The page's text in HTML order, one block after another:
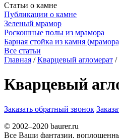
Статьи о камне
Публикации о камне
Зеленый мрамор
Роскошные полы из мрамора
Барная стойка из камня
Все статьи
Главная / Кварцевый агломерат /
Кварцевый
Заказать обратный звонок
© 2002–2020 baurer.ru
Все Ваши фантазии,